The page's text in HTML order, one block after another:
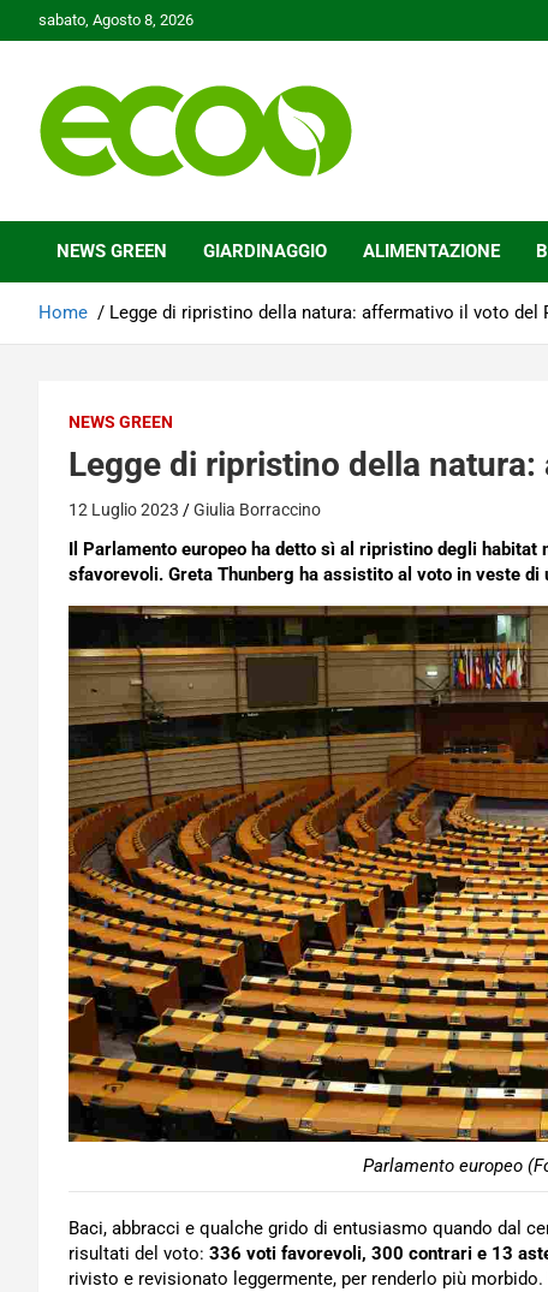
to
sabato, Agosto 8, 2026
Ecoo.it
NEWS GREEN GIARDINAGGIO ALIMENTAZIONE
Home Legge di ripristino della natura: affermativo il voto del
NEWS GREEN
Legge di ripristino della
12 Luglio 2023 Giulia Borraccino
Il Parlamento europeo ha detto sì al ripristino degli
sfavorevoli. Greta Thunberg ha assistito al voto in veste di
Parlamento europeo
Baci, abbracci e qualche grido di entusiasmo quando dal
risultati del voto: 336 voti favorevoli, 300 contrari e 13
rivisto e revisionato leggermente, per renderlo più